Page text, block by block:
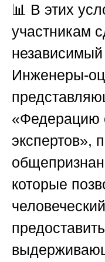
📊 В этих
участникам
независимый
Инженеры-
«Федерацию
экспертов»,
которые